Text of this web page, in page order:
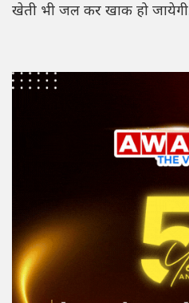
खेती भी जल कर खाक हो